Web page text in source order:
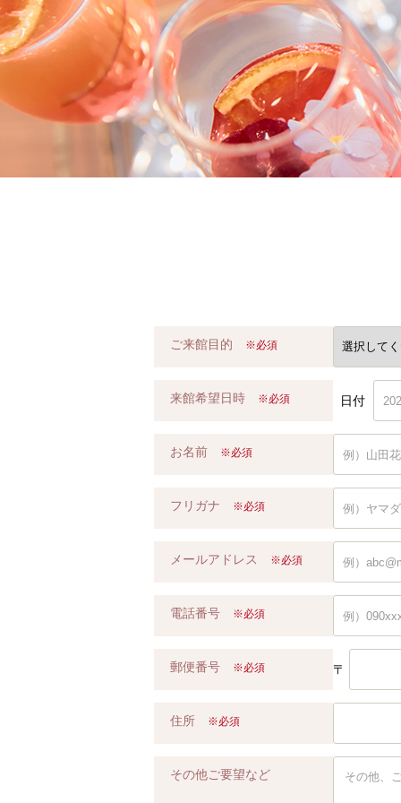
ご来館目的 ※必須
来館希望日時 ※必須 日付
お名前 ※必須
フリガナ ※必須
メールアドレス ※必須
電話番号 ※必須
郵便番号 ※必須 〒
住所 ※必須
その他ご要望など